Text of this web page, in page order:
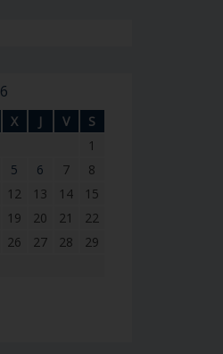
X J V
S
1
5 6 7
8
12 13 14
15
19 20 21
22
26 27 28
29